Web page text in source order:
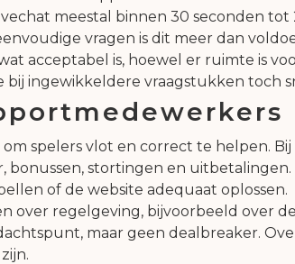
meestal binnen 30 seconden
vragen is dit meer dan
acceptabel is, hoewel er ruimte is
bij ingewikkeldere vraagstukken toch
spelers vlot en correct te helpen.
bonussen, stortingen en
of de website adequaat oplossen.
over regelgeving, bijvoorbeeld over
maar geen dealbreaker.